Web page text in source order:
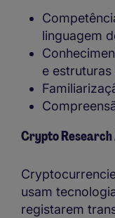
linguagem
e
Crypto
usam
registarem